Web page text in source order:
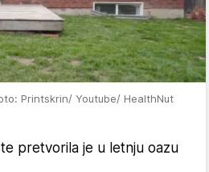
Printskrin/ Youtube/ HealthNut
pretvorila je u letnju oazu